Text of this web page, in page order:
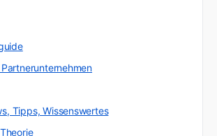
Tipps, Wissenswertes